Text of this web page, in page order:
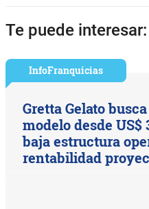
Te puede interesar:
InfoFranquicias
Gretta Gelato
modelo desde US$
baja estructura
rentabilidad